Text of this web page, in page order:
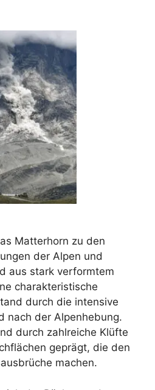
Matterhorn zu den
der Alpen und
aus stark verformtem
charakteristische
durch die intensive
nach der Alpenhebung.
durch zahlreiche Klüfte
geprägt, die den
machen.